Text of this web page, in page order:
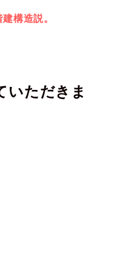
構造説。
いただきま